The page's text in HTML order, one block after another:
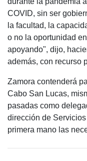
COVID, sin ser
la facultad, la
o no la oportunidad
apoyando", dijo,
además, con recurso
Zamora contenderá
Cabo San Lucas,
pasadas como
dirección de
primera mano las